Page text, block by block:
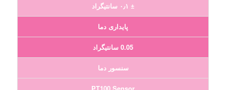
± ۰٫۱ سانتیگراد
پایداری دما
0.05 سانتیگراد
سنسور دما